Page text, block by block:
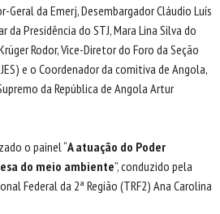
Geral da Emerj, Desembargador Cláudio Luís
da Presidência do STJ, Mara Lina Silva do
Rodor, Vice-Diretor do Foro da Seção
e o Coordenador da comitiva de Angola,
da República de Angola Artur
o painel “A atuação do Poder
do meio ambiente”, conduzido pela
Federal da 2ª Região (TRF2) Ana Carolina